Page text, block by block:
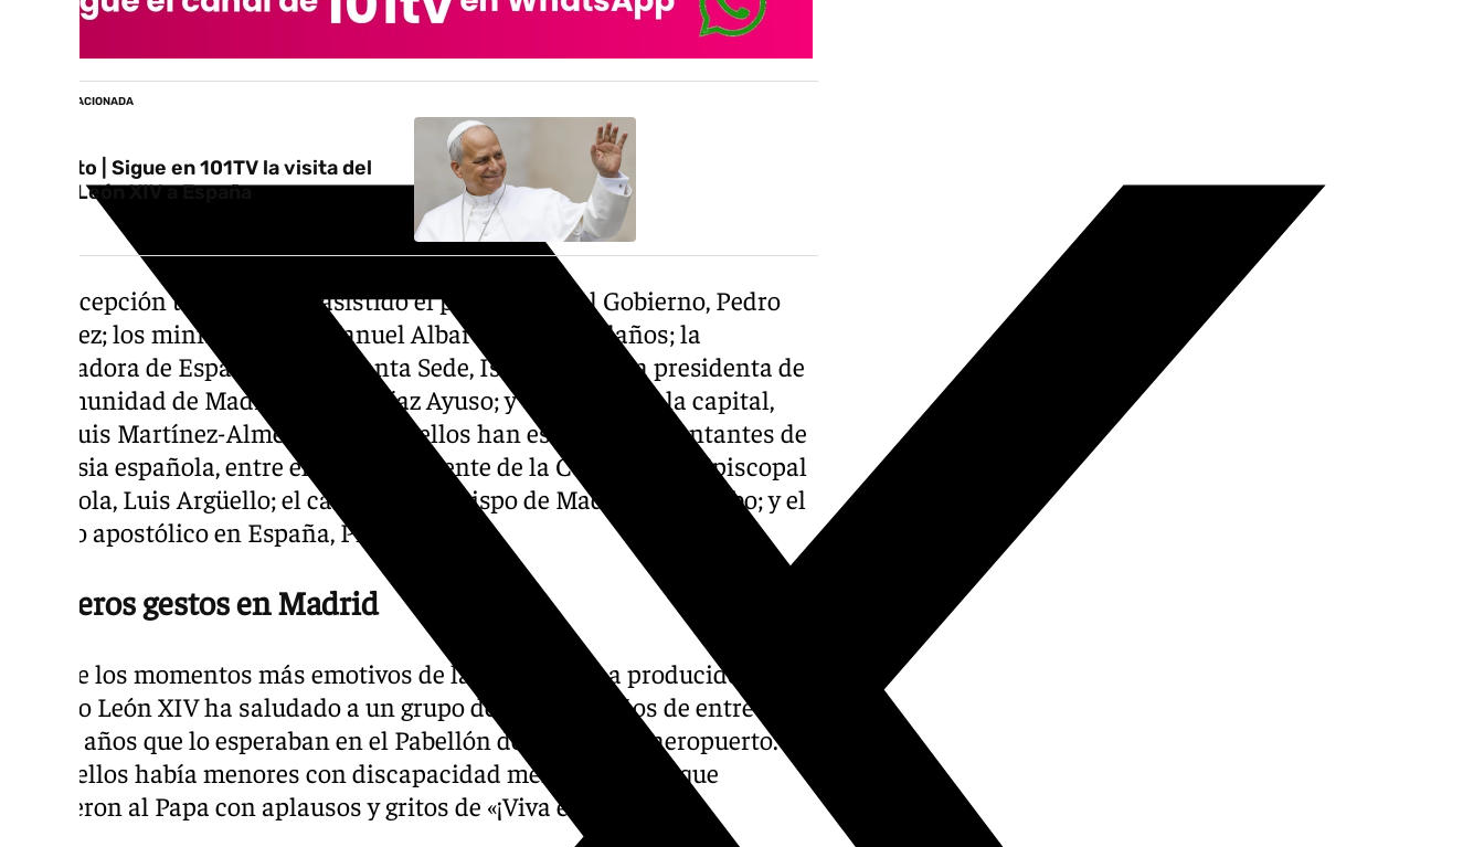
X-twitter
NOTICIA RELACIONADA
Directo | Sigue en 101TV la visita del
Papa León XIV a España
A la recepción también han asistido el presidente del Gobierno, Pedro
Sánchez; los ministros José Manuel Albares y Félix Bolaños; la
embajadora de España ante la Santa Sede, Isabel Celaá; la presidenta de
la Comunidad de Madrid, Isabel Díaz Ayuso; y el alcalde de la capital,
José Luis Martínez-Almeida. Junto a ellos han estado representantes de
la Iglesia española, entre ellos el presidente de la Conferencia Episcopal
Española, Luis Argüello; el cardenal arzobispo de Madrid, José Cobo; y el
nuncio apostólico en España, Piero Pioppo.
Primeros gestos en Madrid
Uno de los momentos más emotivos de la llegada se ha producido
cuando León XIV ha saludado a un grupo de unos 25 niños de entre tres
y doce años que lo esperaban en el Pabellón de Estado del aeropuerto.
Entre ellos había menores con discapacidad mental y física, que
recibieron al Papa con aplausos y gritos de «¡Viva el Papa!».